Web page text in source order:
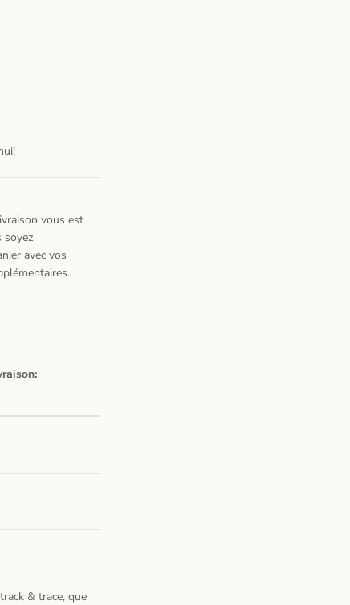
vous est
soyez
avec vos
& trace, que